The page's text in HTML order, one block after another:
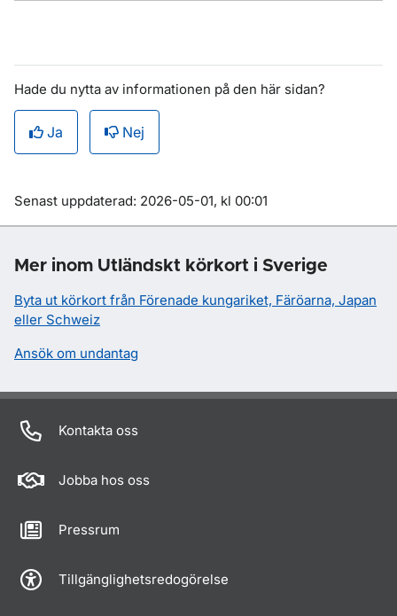
Hade du nytta av informationen på den här sidan?
Ja Nej
Om sidan
Senast uppdaterad: 2026-05-01, kl 00:01
Mer inom Utländskt körkort i Sverige
Byta ut körkort från Förenade kungariket, Färöarna, Japan
eller Schweiz
Ansök om undantag
Kontakta oss
Jobba hos oss
Pressrum
Tillgänglighetsredogörelse